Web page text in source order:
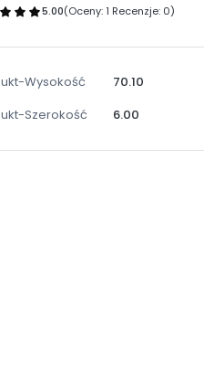
5.00(Oceny: 1 Recenzje: 0)
Wysokość
70.10
Szerokość
6.00